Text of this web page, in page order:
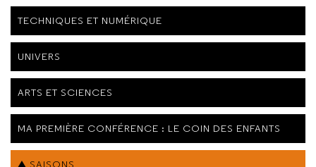
TECHNIQUES ET NUMÉRIQUE
UNIVERS
ARTS ET SCIENCES
MA PREMIÈRE CONFÉRENCE : LE COIN DES ENFANTS
SAISONS